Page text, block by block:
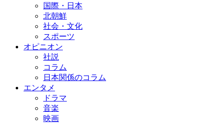
国際・日本
北朝鮮
社会・文化
スポーツ
オピニオン
社説
コラム
日本関係のコラム
エンタメ
ドラマ
音楽
映画